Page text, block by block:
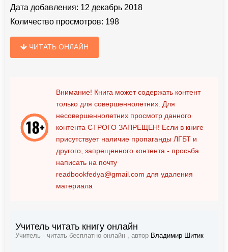
Дата добавления: 12 декабрь 2018
Количество просмотров: 198
ЧИТАТЬ ОНЛАЙН
Внимание! Книга может содержать контент
только для совершеннолетних. Для
несовершеннолетних просмотр данного
контента СТРОГО ЗАПРЕЩЕН! Если в книге
присутствует наличие пропаганды ЛГБТ и
другого, запрещенного контента - просьба
написать на почту
readbookfedya@gmail.com для удаления
материала
Учитель читать книгу онлайн
Учитель - читать бесплатно онлайн , автор Владимир Шитик